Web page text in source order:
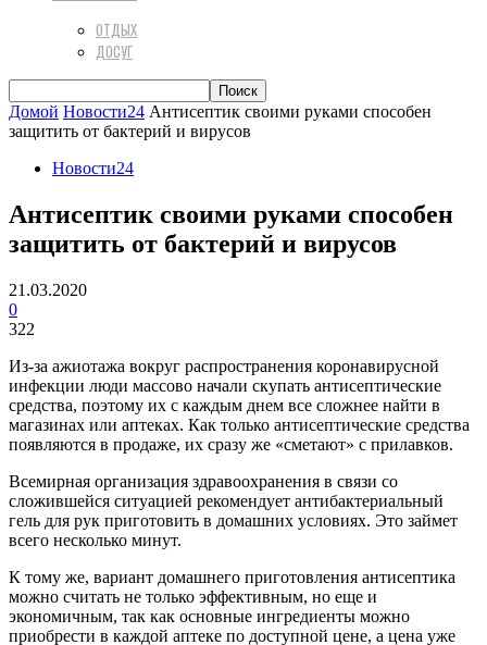
ОТДЫХ
ДОСУГ
Домой Новости24 Антисептик своими руками способен
защитить от бактерий и вирусов
Новости24
Антисептик своими руками способен
защитить от бактерий и вирусов
21.03.2020
0
322
Из-за ажиотажа вокруг распространения коронавирусной
инфекции люди массово начали скупать антисептические
средства, поэтому их с каждым днем все сложнее найти в
магазинах или аптеках. Как только антисептические средства
появляются в продаже, их сразу же «сметают» с прилавков.
Всемирная организация здравоохранения в связи со
сложившейся ситуацией рекомендует антибактериальный
гель для рук приготовить в домашних условиях. Это займет
всего несколько минут.
К тому же, вариант домашнего приготовления антисептика
можно считать не только эффективным, но еще и
экономичным, так как основные ингредиенты можно
приобрести в каждой аптеке по доступной цене, а цена уже